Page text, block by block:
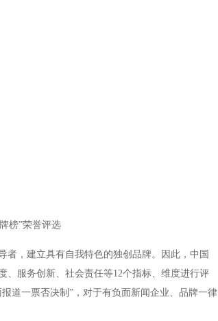
榜”荣誉评选
，建立具有自我特色的独创品牌。因此，中国
、服务创新、社会责任等12个指标、维度进行评
道一票否决制”，对于有负面新闻企业、品牌一律